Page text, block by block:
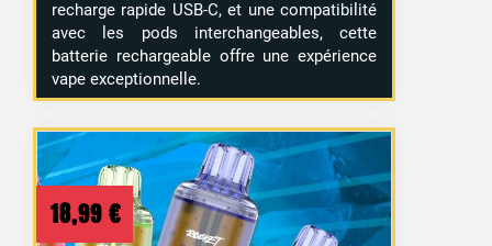
recharge rapide USB-C, et une compatibilité
avec les pods interchangeables, cette
batterie rechargeable offre une expérience
vape exceptionnelle.
18,99 €